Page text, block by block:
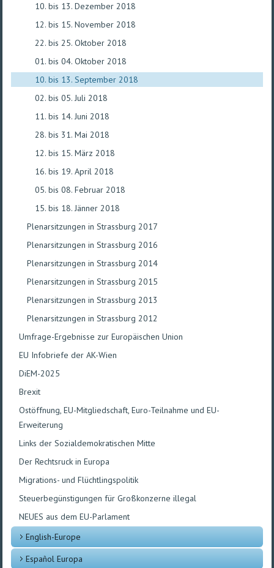
10. bis 13. Dezember 2018
12. bis 15. November 2018
22. bis 25. Oktober 2018
01. bis 04. Oktober 2018
10. bis 13. September 2018
02. bis 05. Juli 2018
11. bis 14. Juni 2018
28. bis 31. Mai 2018
12. bis 15. März 2018
16. bis 19. April 2018
05. bis 08. Februar 2018
15. bis 18. Jänner 2018
Plenarsitzungen in Strassburg 2017
Plenarsitzungen in Strassburg 2016
Plenarsitzungen in Strassburg 2014
Plenarsitzungen in Strassburg 2015
Plenarsitzungen in Strassburg 2013
Plenarsitzungen in Strassburg 2012
Umfrage-Ergebnisse zur Europäischen Union
EU Infobriefe der AK-Wien
DiEM-2025
Brexit
Ostöffnung, EU-Mitgliedschaft, Euro-Teilnahme und EU-
Erweiterung
Links der Sozialdemokratischen Mitte
Der Rechtsruck in Europa
Migrations- und Flüchtlingspolitik
Steuerbegünstigungen für Großkonzerne illegal
NEUES aus dem EU-Parlament
English-Europe
Español Europa